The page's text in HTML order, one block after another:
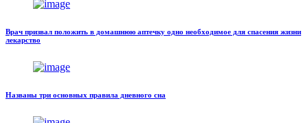
Врач призвал положить в домашнюю аптечку одно необходимое для спасения жизни
лекарство
Названы три основных правила дневного сна